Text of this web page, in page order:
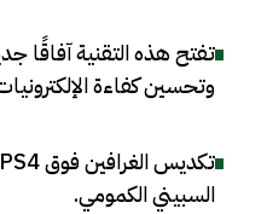
تفتح هذه التقنية آفاقًا
وتحسين كفاءة
السبيني الكمومي.